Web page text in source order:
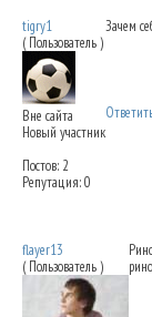
tigry1
( Пользователь )
Вне сайта
Новый участник
Постов: 2
Репутация: 0
Зачем
flayer13
( Пользователь )